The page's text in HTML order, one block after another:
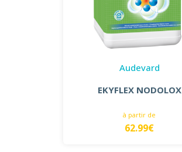
Audevard
EKYFLEX NODOLOX
à partir de
62.99€